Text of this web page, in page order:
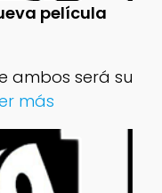
película
ambos será su
más